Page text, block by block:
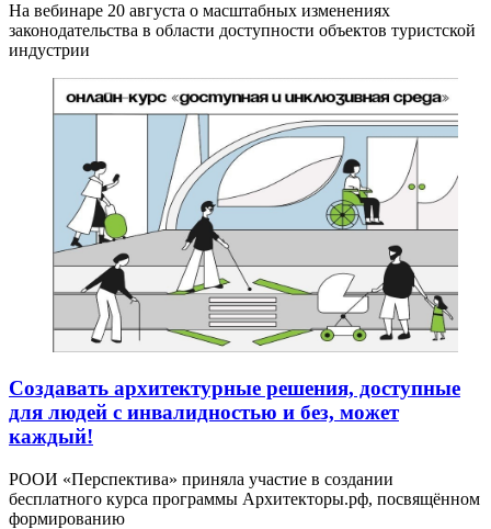
На вебинаре 20 августа о масштабных изменениях
законодательства в области доступности объектов туристской
индустрии
Создавать архитектурные решения, доступные
для людей с инвалидностью и без, может
каждый!
РООИ «Перспектива» приняла участие в создании
бесплатного курса программы Архитекторы.рф, посвящённом
формированию